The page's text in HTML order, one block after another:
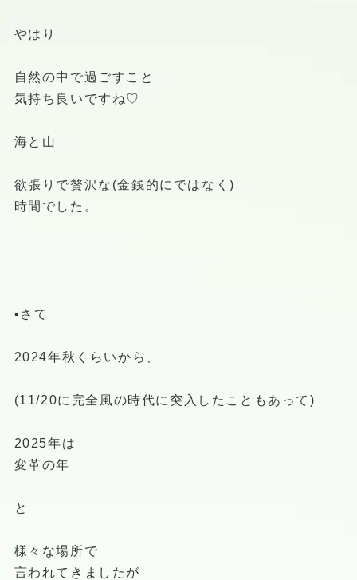
やはり
自然の中で過ごすこと
気持ち良いですね♡
海と山
欲張りで贅沢な(金銭的にではなく)
時間でした。
▪️さて
2024年秋くらいから、
(11/20に完全風の時代に突入したこともあって)
2025年は
変革の年
と
様々な場所で
言われてきましたが